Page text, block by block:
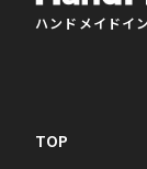
ハンドメイドイ
TOP